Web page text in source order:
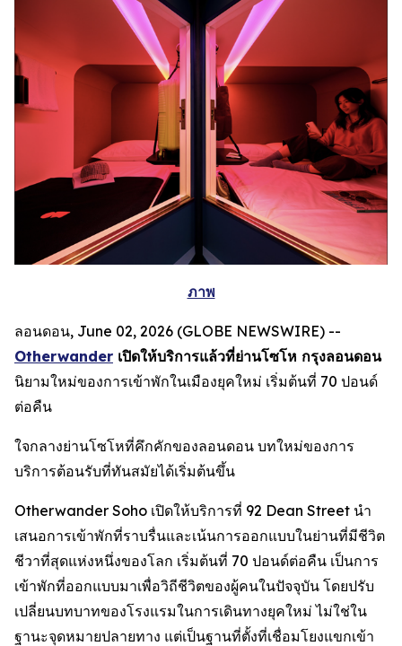
ภาพ
ลอนดอน, June 02, 2026 (GLOBE NEWSWIRE) --
Otherwander เปิดให้บริการแล้วที่ย่านโซโห กรุงลอนดอน
นิยามใหม่ของการเข้าพักในเมืองยุคใหม่ เริ่มต้นที่ 70 ปอนด์
ต่อคืน
ใจกลางย่านโซโหที่คึกคักของลอนดอน บทใหม่ของการ
บริการต้อนรับที่ทันสมัยได้เริ่มต้นขึ้น
Otherwander Soho เปิดให้บริการที่ 92 Dean Street นำ
เสนอการเข้าพักที่ราบรื่นและเน้นการออกแบบในย่านที่มีชีวิต
ชีวาที่สุดแห่งหนึ่งของโลก เริ่มต้นที่ 70 ปอนด์ต่อคืน เป็นการ
เข้าพักที่ออกแบบมาเพื่อวิถีชีวิตของผู้คนในปัจจุบัน โดยปรับ
เปลี่ยนบทบาทของโรงแรมในการเดินทางยุคใหม่ ไม่ใช่ใน
ฐานะจุดหมายปลายทาง แต่เป็นฐานที่ตั้งที่เชื่อมโยงแขกเข้า